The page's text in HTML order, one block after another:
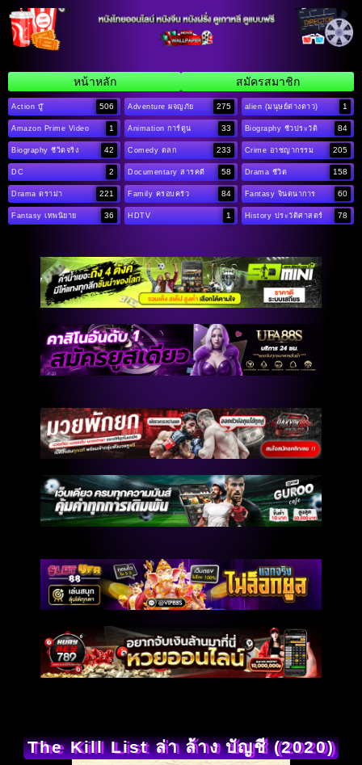
หน้าหลัก สมัครสมาชิก
Action บู๊ 506 Adventure ผจญภัย 275 alien (มนุษย์ต่างดาว) 1
Amazon Prime Video 1 Animation การ์ตูน 33 Biography ชีวประวัติ 84
Biography ชีวิตจริง 42 Comedy ตลก 233 Crime อาชญากรรม 205
DC 2 Documentary สารคดี 58 Drama ชีวิต 158
Drama ดราม่า 221 Family ครอบครัว 84 Fantasy จินตนาการ 60
Fantasy เทพนิยาย 36 HDTV 1 History ประวัติศาสตร์ 78
The Kill List ล่า ล้าง บัญชี (2020)